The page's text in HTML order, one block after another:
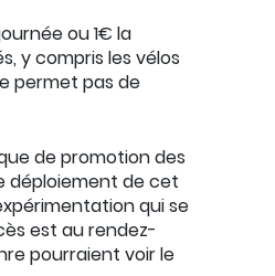
ou 1€ la
y compris les vélos
permet pas de
de promotion des
déploiement de cet
qui se
est au rendez-
pourraient voir le